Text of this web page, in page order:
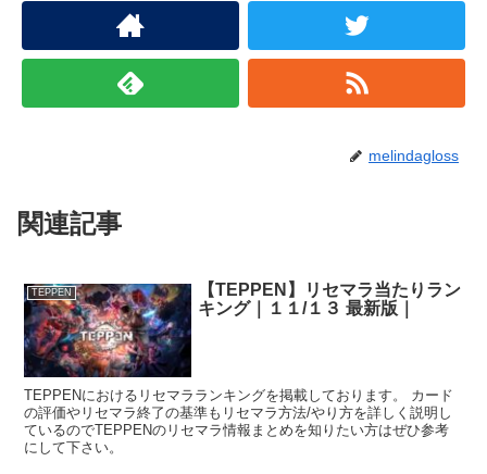
melindagloss
関連記事
TEPPEN
【TEPPEN】リセマラ当たりラン
キング｜１１/１３ 最新版｜
TEPPENにおけるリセマラランキングを掲載しております。 カード
の評価やリセマラ終了の基準もリセマラ方法/やり方を詳しく説明し
ているのでTEPPENのリセマラ情報まとめを知りたい方はぜひ参考
にして下さい。